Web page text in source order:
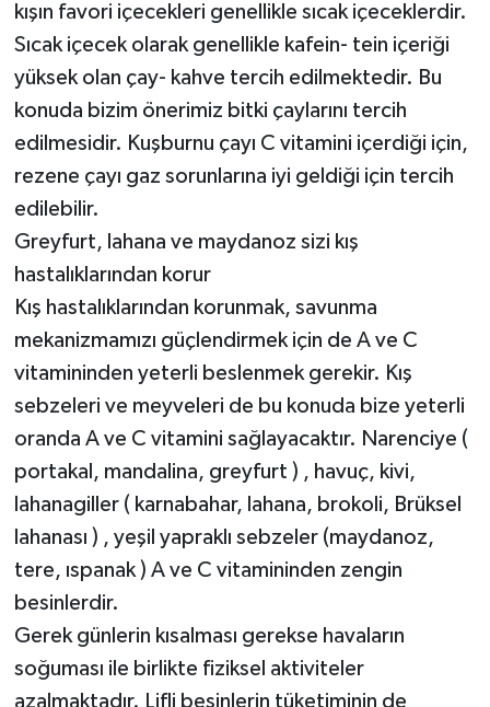
kışın favori içecekleri genellikle sıcak içeceklerdir.
Sıcak içecek olarak genellikle kafein- tein içeriği
yüksek olan çay- kahve tercih edilmektedir. Bu
konuda bizim önerimiz bitki çaylarını tercih
edilmesidir. Kuşburnu çayı C vitamini içerdiği için,
rezene çayı gaz sorunlarına iyi geldiği için tercih
edilebilir.
Greyfurt, lahana ve maydanoz sizi kış
hastalıklarından korur
Kış hastalıklarından korunmak, savunma
mekanizmamızı güçlendirmek için de A ve C
vitamininden yeterli beslenmek gerekir. Kış
sebzeleri ve meyveleri de bu konuda bize yeterli
oranda A ve C vitamini sağlayacaktır. Narenciye (
portakal, mandalina, greyfurt ) , havuç, kivi,
lahanagiller ( karnabahar, lahana, brokoli, Brüksel
lahanası ) , yeşil yapraklı sebzeler (maydanoz,
tere, ıspanak ) A ve C vitamininden zengin
besinlerdir.
Gerek günlerin kısalması gerekse havaların
soğuması ile birlikte fiziksel aktiviteler
azalmaktadır. Lifli besinlerin tüketiminin de